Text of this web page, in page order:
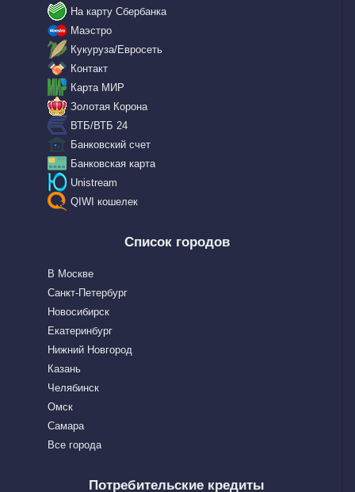
На карту Сбербанка
Маэстро
Кукуруза/Евросеть
Контакт
Карта МИР
Золотая Корона
ВТБ/ВТБ 24
Банковский счет
Банковская карта
Unistream
QIWI кошелек
Список городов
В Москве
Санкт-Петербург
Новосибирск
Екатеринбург
Нижний Новгород
Казань
Челябинск
Омск
Самара
Все города
Потребительские кредиты